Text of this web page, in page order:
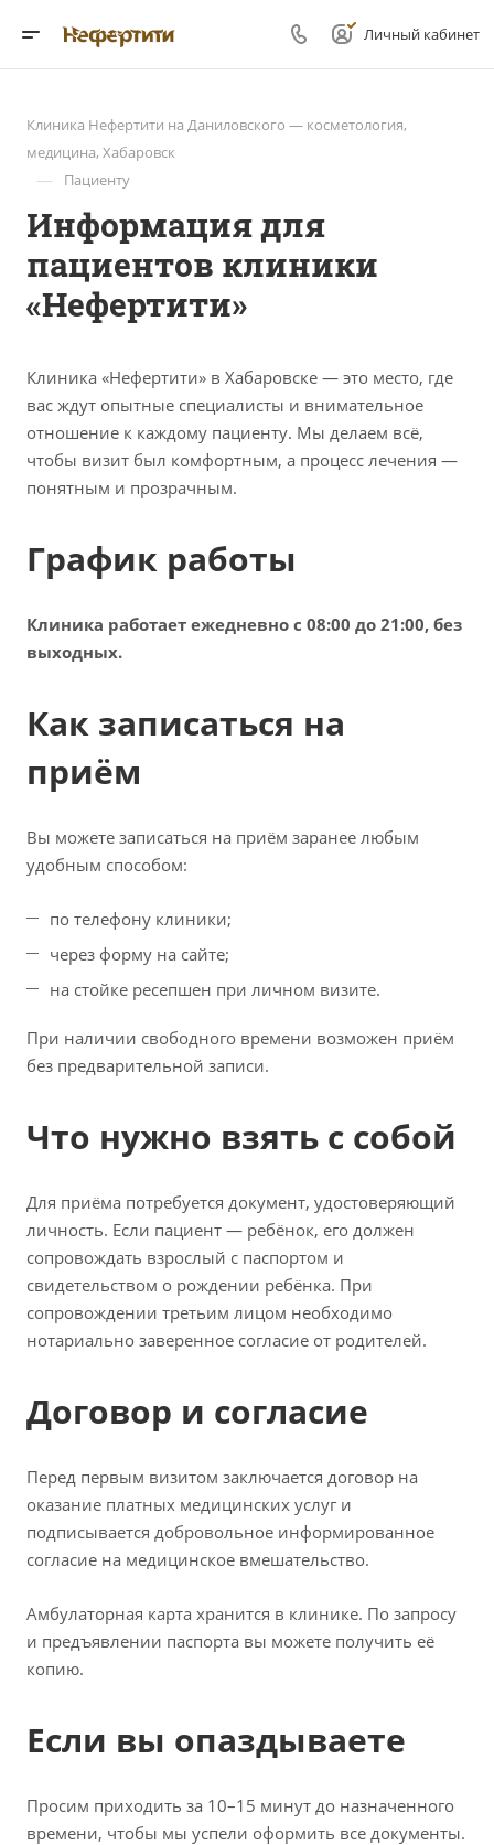
Личный кабинет
Клиника Нефертити на Даниловского — косметология,
медицина, Хабаровск
— Пациенту
Информация для
пациентов клиники
«Нефертити»
Клиника «Нефертити» в Хабаровске — это место, где
вас ждут опытные специалисты и внимательное
отношение к каждому пациенту. Мы делаем всё,
чтобы визит был комфортным, а процесс лечения —
понятным и прозрачным.
График работы
Клиника работает ежедневно с 08:00 до 21:00, без
выходных.
Как записаться на
приём
Вы можете записаться на приём заранее любым
удобным способом:
по телефону клиники;
через форму на сайте;
на стойке ресепшен при личном визите.
При наличии свободного времени возможен приём
без предварительной записи.
Что нужно взять с собой
Для приёма потребуется документ, удостоверяющий
личность. Если пациент — ребёнок, его должен
сопровождать взрослый с паспортом и
свидетельством о рождении ребёнка. При
сопровождении третьим лицом необходимо
нотариально заверенное согласие от родителей.
Договор и согласие
Перед первым визитом заключается договор на
оказание платных медицинских услуг и
подписывается добровольное информированное
согласие на медицинское вмешательство.
Амбулаторная карта хранится в клинике. По запросу
и предъявлении паспорта вы можете получить её
копию.
Если вы опаздываете
Просим приходить за 10–15 минут до назначенного
времени, чтобы мы успели оформить все документы.